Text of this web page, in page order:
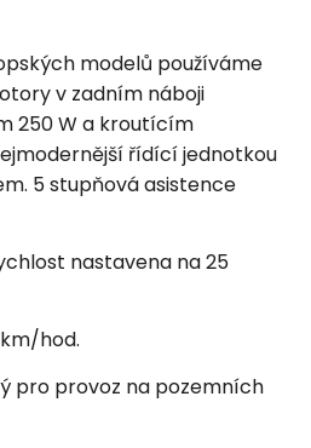
modelů používáme
v zadním náboji
250 W a kroutícím
řídící jednotkou
5 stupňová asistence
nastavena na 25
hod.
pro provoz na pozemních